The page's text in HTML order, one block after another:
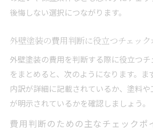
後悔しない選択につながります。
外壁塗装の費用判断に役立つチェック
外壁塗装の費用を判断する際に役立つ
をまとめると、次のようになります。ま
内訳が詳細に記載されているか、塗料
が明示されているかを確認しましょう。
費用判断のための主なチェックポ